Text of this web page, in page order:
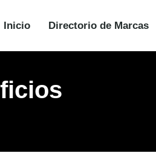
Inicio Directorio de Marcas